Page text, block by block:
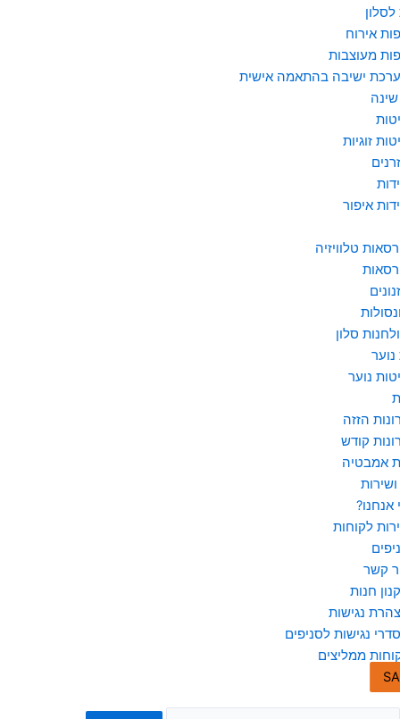
אירוח
מעוצבות
ישיבה בהתאמה אישית
זוגיות
איפור
טלוויזיה
סלון
נוער
הזזה
קודש
אמבטיה
אנחנו?
לקוחות
קשר
חנות
נגישות
נגישות לסניפים
ממליצים